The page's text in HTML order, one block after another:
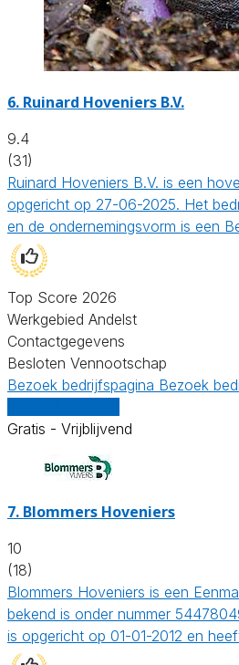
6. Ruinard Hoveniers B.V.
9.4
(31)
Ruinard Hoveniers B.V. is een
opgericht op 27-06-2025. Het
en de ondernemingsvorm is een
Top Score 2026
Werkgebied Andelst
Contactgegevens
Besloten Vennootschap
Bezoek bedrijfspagina Bezoek
Gratis - Vrijblijvend
7. Blommers Hoveniers
10
(18)
Blommers Hoveniers is een
bekend is onder nummer
is opgericht op 01-01-2012 en